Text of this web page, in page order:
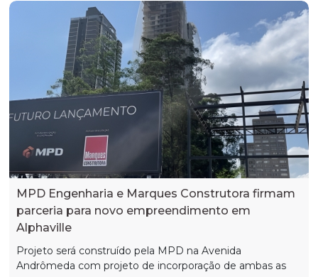
MPD Engenharia e Marques Construtora firmam
parceria para novo empreendimento em
Alphaville
Projeto será construído pela MPD na Avenida
Andrômeda com projeto de incorporação de ambas as